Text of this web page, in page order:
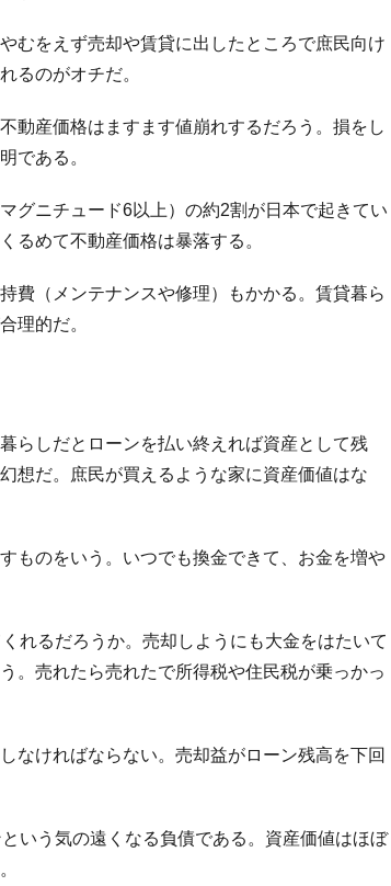
むをえず売却や賃貸に出したところで庶民向け
るのがオチだ。
動産価格はますます値崩れするだろう。損をし
である。
グニチュード6以上）の約2割が日本で起きてい
るめて不動産価格は暴落する。
費（メンテナンスや修理）もかかる。賃貸暮ら
理的だ。
らしだとローンを払い終えれば資産として残
想だ。庶民が買えるような家に資産価値はな
ものをいう。いつでも換金できて、お金を増や
れるだろうか。売却しようにも大金をはたいて
。売れたら売れたで所得税や住民税が乗っかっ
なければならない。売却益がローン残高を下回
いう気の遠くなる負債である。資産価値はほぼ